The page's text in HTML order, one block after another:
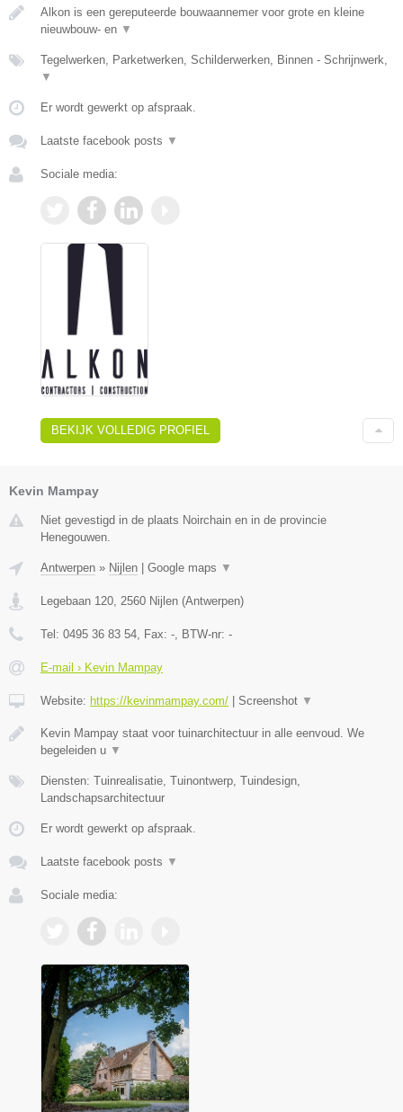
Alkon is een gereputeerde bouwaannemer voor grote en kleine
nieuwbouw- en ▼
Tegelwerken, Parketwerken, Schilderwerken, Binnen - Schrijnwerk,
▼
Er wordt gewerkt op afspraak.
Laatste facebook posts ▼
Sociale media:
BEKIJK VOLLEDIG PROFIEL
Kevin Mampay
Niet gevestigd in de plaats Noirchain en in de provincie
Henegouwen.
Antwerpen » Nijlen | Google maps ▼
Legebaan 120 2560 Nijlen (Antwerpen)
Tel: 0495 36 83 54 , Fax: - , BTW-nr: -
E-mail › Kevin Mampay
Website: https://kevinmampay.com/ | Screenshot ▼
Kevin Mampay staat voor tuinarchitectuur in alle eenvoud. We
begeleiden u ▼
Diensten: Tuinrealisatie, Tuinontwerp, Tuindesign,
Landschapsarchitectuur
Er wordt gewerkt op afspraak.
Laatste facebook posts ▼
Sociale media: